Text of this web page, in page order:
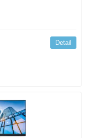
Detail